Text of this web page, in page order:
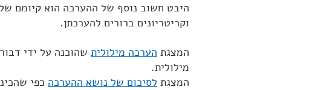
היבט חשוב נוסף של ההערכה הוא קיומם
וקריטריונים ברורים להערכתן.
המצגת הערכה מילולית שהוכנה על ידי
מילולית.
המצגת לסיכום של נושא ההערכה כפי